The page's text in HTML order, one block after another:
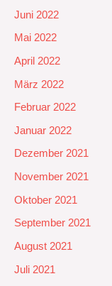
Juni 2022
Mai 2022
April 2022
März 2022
Februar 2022
Januar 2022
Dezember 2021
November 2021
Oktober 2021
September 2021
August 2021
Juli 2021